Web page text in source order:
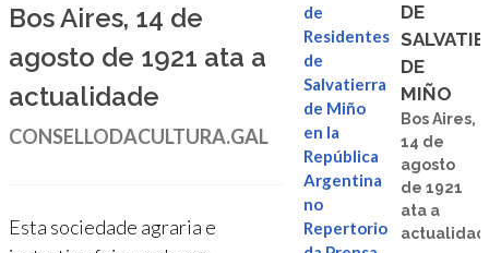
Bos Aires, 14 de
agosto de 1921 ata a
actualidade
CONSELLODACULTURA.GAL
Esta sociedade agraria e
de
Residentes
de
Salvatierra
de Miño
en la
República
Argentina
no
Repertorio
DE
DE
MIÑO
Bos Aires,
14 de
agosto
de 1921
ata a